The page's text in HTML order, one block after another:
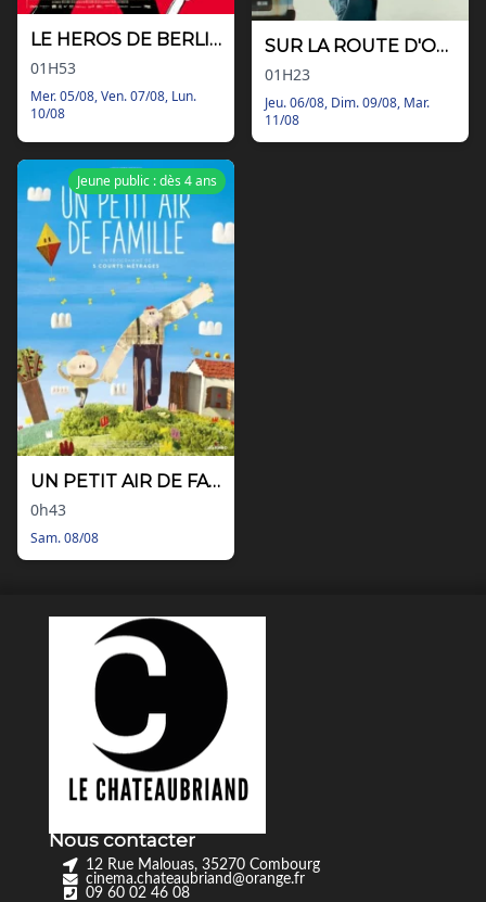
LE HEROS DE BERLIN
01H53
Mer. 05/08, Ven. 07/08, Lun.
10/08
SUR LA ROUTE D'OMAHA
01H23
Jeu. 06/08, Dim. 09/08, Mar.
11/08
Jeune public : dès 4 ans
UN PETIT AIR DE FAMILLE
0h43
Sam. 08/08
Nous contacter
12 Rue Malouas, 35270 Combourg
cinema.chateaubriand@orange.fr
09 60 02 46 08